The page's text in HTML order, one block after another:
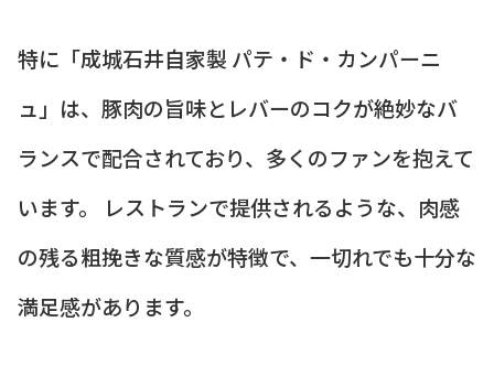
特に「成城石井自家製 パテ・ド・カンパーニ
ュ」は、豚肉の旨味とレバーのコクが絶妙なバ
ランスで配合されており、多くのファンを抱えて
います。 レストランで提供されるような、肉感
の残る粗挽きな質感が特徴で、一切れでも十分な
満足感があります。